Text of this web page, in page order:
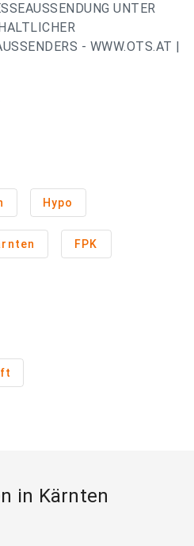
UNTER
- WWW.OTS.AT |
Hypo
FPK
in Kärnten